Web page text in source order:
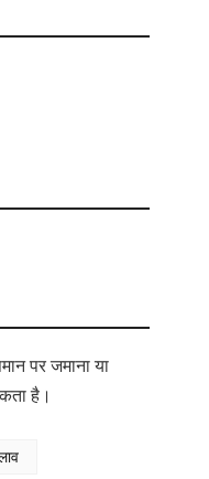
पर जमाना या
है।